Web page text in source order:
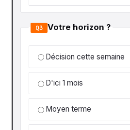
Q3 Votre horizon ?
Décision cette semaine
D'ici 1 mois
Moyen terme